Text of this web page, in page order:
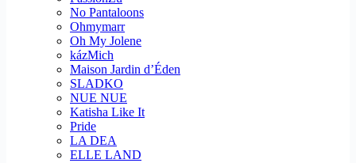
No Pantaloons
Ohmymarr
Oh My Jolene
kázMich
Maison Jardin d’Éden
SLADKO
NUE NUE
Katisha Like It
Pride
LA DEA
ELLE LAND